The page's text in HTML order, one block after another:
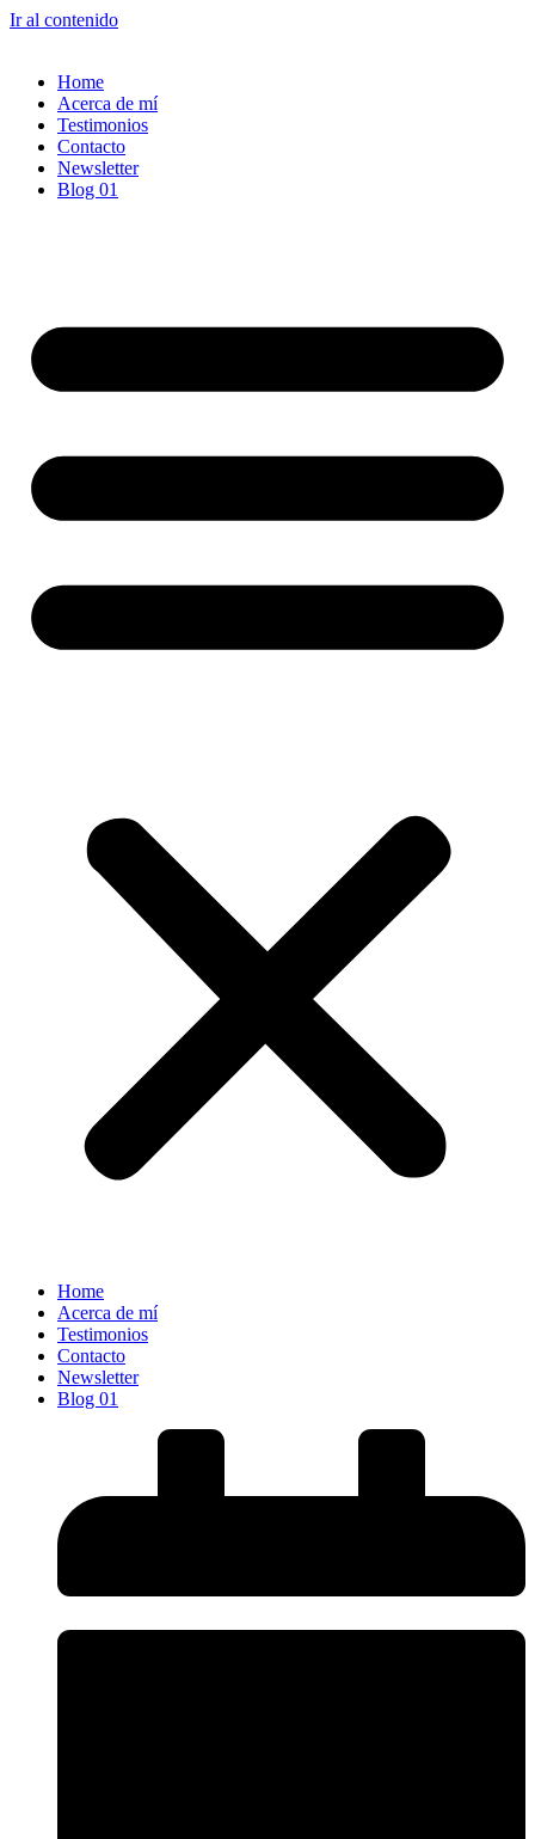
Ir al contenido
Home
Acerca de mí
Testimonios
Contacto
Newsletter
Blog 01
Home
Acerca de mí
Testimonios
Contacto
Newsletter
Blog 01